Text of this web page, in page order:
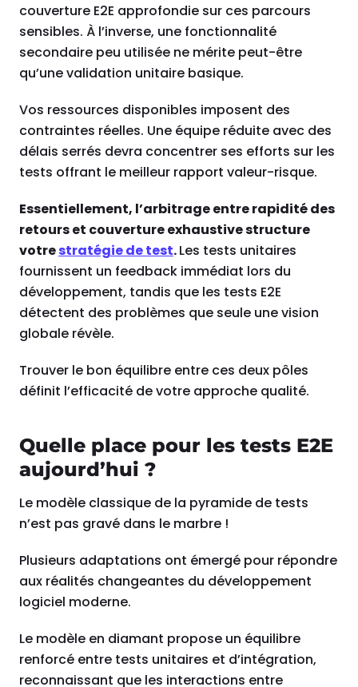
couverture E2E approfondie sur ces parcours
sensibles. À l’inverse, une fonctionnalité
secondaire peu utilisée ne mérite peut-être
qu’une validation unitaire basique.
Vos ressources disponibles imposent des
contraintes réelles. Une équipe réduite avec des
délais serrés devra concentrer ses efforts sur les
tests offrant le meilleur rapport valeur-risque.
Essentiellement, l’arbitrage entre rapidité des
retours et couverture exhaustive structure
votrestratégie de test.Les tests unitaires
fournissent un feedback immédiat lors du
développement, tandis que les tests E2E
détectent des problèmes que seule une vision
globale révèle.
Trouver le bon équilibre entre ces deux pôles
définit l’efficacité de votre approche qualité.
Quelle place pour les tests E2E
aujourd’hui ?
Le modèle classique de la pyramide de tests
n’est pas gravé dans le marbre !
Plusieurs adaptations ont émergé pour répondre
aux réalités changeantes du développement
logiciel moderne.
Le modèle en diamant propose un équilibre
renforcé entre tests unitaires et d’intégration,
reconnaissant que les interactions entre